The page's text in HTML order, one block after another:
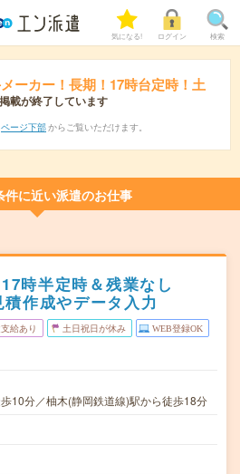
気になる! ログイン 検索
ーカー！長期！17時台定時！土
載が終了しています
ページ下部 からご覧いただけます。
件に近い派遣のお仕事
時半定時＆残業なし
作成やデータ入力
給あり 土日祝日が休み WEB登録OK
10分／柚木(静岡鉄道線)駅から徒歩18分